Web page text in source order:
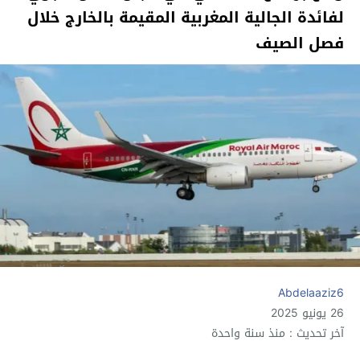
لفائدة الجالية المغربية المقيمة بالخارج خلال
فصل الصيف
Abdelaaziz6
26 يونيو 2025
آخر تحديث : منذ سنة واحدة